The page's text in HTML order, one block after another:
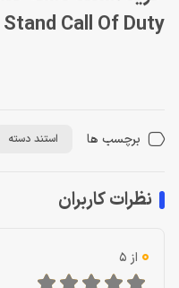
Stand Call Of Duty
برچسب ها استند دسته
نظرات کاربران
0 از 5